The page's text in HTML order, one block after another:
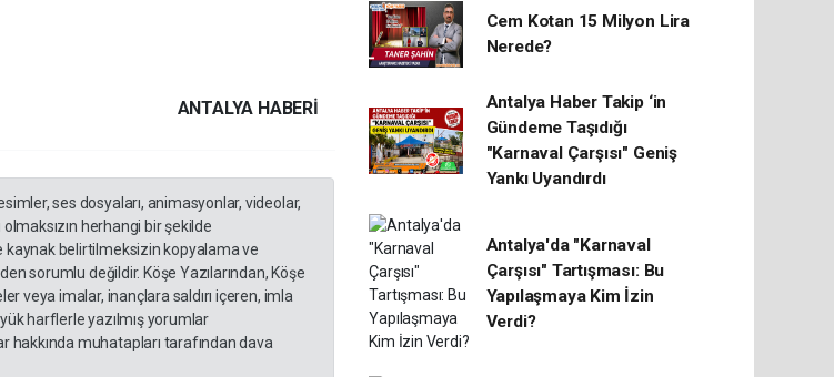
ANTALYA HABERİ
ses dosyaları, animasyonlar, videolar,
herhangi bir şekilde
kaynak belirtilmeksizin kopyalama ve
sorumlu değildir. Köşe Yazılarından, Köşe
veya imalar, inançlara saldırı içeren, imla
harflerle yazılmış yorumlar
hakkında muhatapları tarafından dava
Cem Kotan 15 Milyon Lira
Nerede?
Antalya Haber Takip ‘in
Gündeme Taşıdığı
"Karnaval Çarşısı" Geniş
Yankı Uyandırdı
Antalya'da "Karnaval
Çarşısı" Tartışması: Bu
Yapılaşmaya Kim İzin
Verdi?